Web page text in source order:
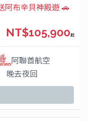
布辛貝神殿遊 🚗
阿聯酋航空
晚去夜回
NT$105,900起